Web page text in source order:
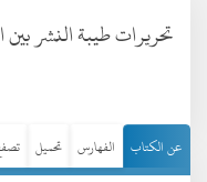
تحريرات طيبة النشر بين
عن الكتاب الفهارس تحميل